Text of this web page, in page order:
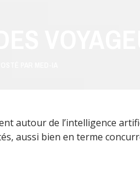
autour de l’intelligence
aussi bien en terme